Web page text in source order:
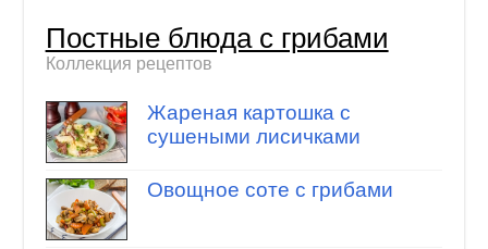
Постные блюда с грибами
Коллекция рецептов
Жареная картошка с
сушеными лисичками
Овощное соте с грибами